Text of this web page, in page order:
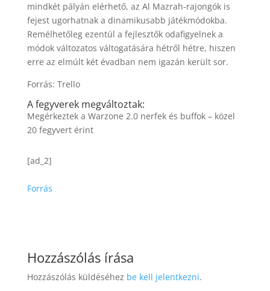
mindkét pályán elérhető, az Al Mazrah-rajongók is
fejest ugorhatnak a dinamikusabb játékmódokba.
Remélhetőleg ezentúl a fejlesztők odafigyelnek a
módok változatos váltogatására hétről hétre, hiszen
erre az elmúlt két évadban nem igazán került sor.
Forrás: Trello
A fegyverek megváltoztak:
Megérkeztek a Warzone 2.0 nerfek és buffok – közel
20 fegyvert érint
[ad_2]
Forrás
Hozzászólás írása
Hozzászólás küldéséhez be kell jelentkezni.